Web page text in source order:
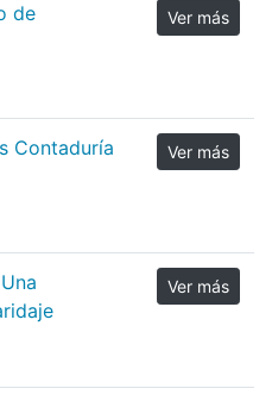
de
Ver más
Contaduría
Ver más
Ver más